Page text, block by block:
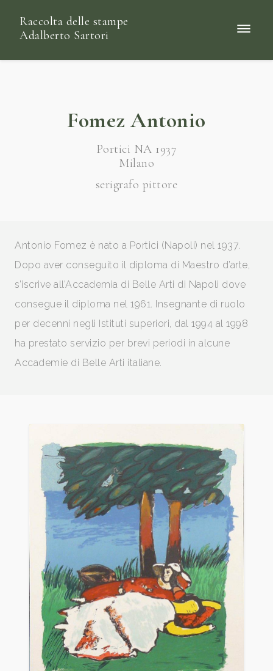
Raccolta delle stampe
Adalberto Sartori
Fomez Antonio
Portici NA 1937
Milano
serigrafo pittore
Antonio Fomez è nato a Portici (Napoli) nel 1937.
Dopo aver conseguito il diploma di Maestro d’arte,
s’iscrive all’Accademia di Belle Arti di Napoli dove
consegue il diploma nel 1961. Insegnante di ruolo
per decenni negli Istituti superiori, dal 1994 al 1998
ha prestato servizio per brevi periodi in alcune
Accademie di Belle Arti italiane.